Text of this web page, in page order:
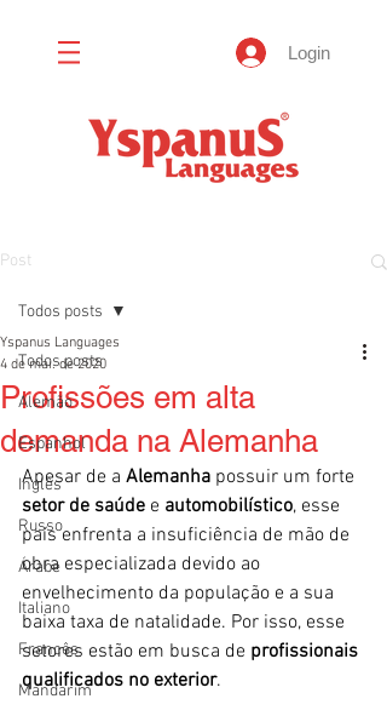
Login
Post
Todos posts
Alemão
Espanhol
Inglês
Russo
Árabe
Italiano
Francês
Mandarim
Todos posts
Profissões em alta
demanda na Alemanha
Yspanus Languages
4 de mai. de 2020
Apesar de a Alemanha possuir um forte
setor de saúde e automobilístico, esse
país enfrenta a insuficiência de mão de
obra especializada devido ao
envelhecimento da população e a sua
baixa taxa de natalidade. Por isso, esse
setores estão em busca de profissionais
qualificados no exterior.